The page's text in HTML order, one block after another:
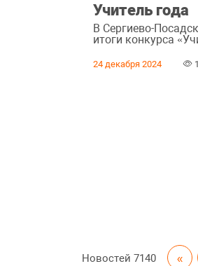
Учитель года
В Сергиево-
итоги конкурса
24 декабря 2024
Новостей7140 «